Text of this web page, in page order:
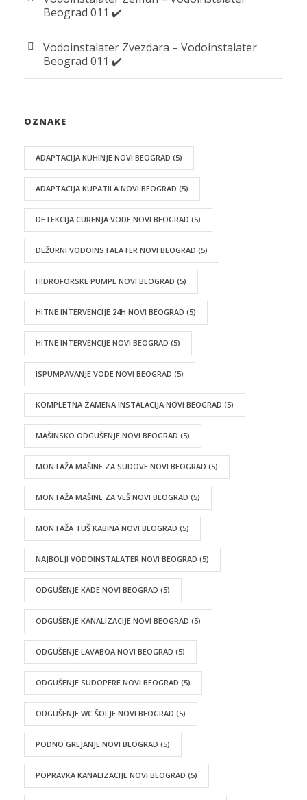
Beograd 011 ✔️
Vodoinstalater Zvezdara – Vodoinstalater
Beograd 011 ✔️
OZNAKE
ADAPTACIJA KUHINJE NOVI BEOGRAD (5)
ADAPTACIJA KUPATILA NOVI BEOGRAD (5)
DETEKCIJA CURENJA VODE NOVI BEOGRAD (5)
DEŽURNI VODOINSTALATER NOVI BEOGRAD (5)
HIDROFORSKE PUMPE NOVI BEOGRAD (5)
HITNE INTERVENCIJE 24H NOVI BEOGRAD (5)
HITNE INTERVENCIJE NOVI BEOGRAD (5)
ISPUMPAVANJE VODE NOVI BEOGRAD (5)
KOMPLETNA ZAMENA INSTALACIJA NOVI BEOGRAD (5)
MAŠINSKO ODGUŠENJE NOVI BEOGRAD (5)
MONTAŽA MAŠINE ZA SUDOVE NOVI BEOGRAD (5)
MONTAŽA MAŠINE ZA VEŠ NOVI BEOGRAD (5)
MONTAŽA TUŠ KABINA NOVI BEOGRAD (5)
NAJBOLJI VODOINSTALATER NOVI BEOGRAD (5)
ODGUŠENJE KADE NOVI BEOGRAD (5)
ODGUŠENJE KANALIZACIJE NOVI BEOGRAD (5)
ODGUŠENJE LAVABOA NOVI BEOGRAD (5)
ODGUŠENJE SUDOPERE NOVI BEOGRAD (5)
ODGUŠENJE WC ŠOLJE NOVI BEOGRAD (5)
PODNO GREJANJE NOVI BEOGRAD (5)
POPRAVKA KANALIZACIJE NOVI BEOGRAD (5)